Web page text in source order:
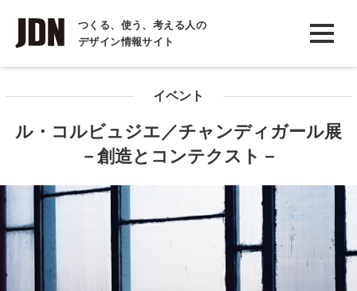
つくる、使う、考える人の
デザイン情報サイト
INTERVIEW
インタビュー
COLUMN
イベント
ル・コルビュジエ／チャンディガール展
－創造とコンテクスト－